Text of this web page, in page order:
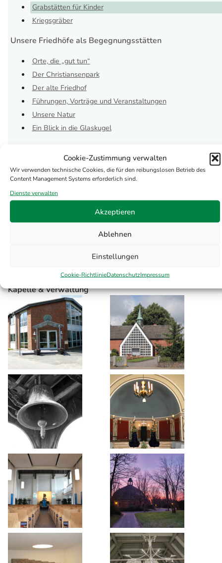
Cookie-Zustimmung verwalten
Wir verwenden technische Cookies, die für den reibungslosen Betrieb des
Content Management Systems erforderlich sind.
Dienste verwalten
Akzeptieren
Ablehnen
Einstellungen
Cookie-RichtlinieDatenschutzImpressum
Grabstätten für Kinder
Kriegsgräber
Unsere Friedhöfe als Begegnungsstätten
Orte, die „gut tun“
Der Christiansenpark
Der alte Friedhof
Führungen, Vorträge und Veranstaltungen
Unsere Natur
Ein Blick in die Glaskugel
Haben Sie Fragen?
+49 (0)461 85 8619
08:00 – 12:30 Uhr
Kapelle & Verwaltung